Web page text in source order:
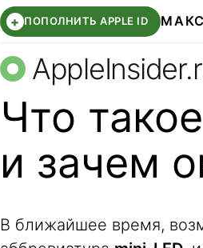
+ ПОПОЛНИТЬ APPLE ID МАКС
Что
и зачем
В ближайшее время,